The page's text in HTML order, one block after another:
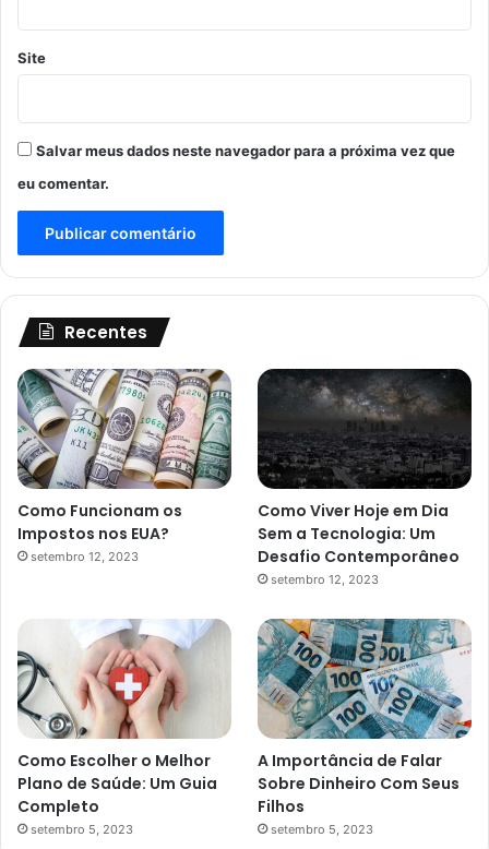
Site
Salvar meus dados neste navegador para a próxima vez que
eu comentar.
Recentes
Como Funcionam os
Impostos nos EUA?
setembro 12, 2023
Como Viver Hoje em Dia
Sem a Tecnologia: Um
Desafio Contemporâneo
setembro 12, 2023
Como Escolher o Melhor
Plano de Saúde: Um Guia
Completo
setembro 5, 2023
A Importância de Falar
Sobre Dinheiro Com Seus
Filhos
setembro 5, 2023